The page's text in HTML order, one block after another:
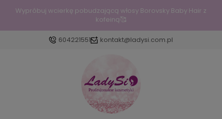
Wypróbuj wcierkę pobudzającą włosy Borovsky Baby Hair z
kofeiną🥰
604221551 kontakt@ladysi.com.pl
Zaloguj się
Załóż konto